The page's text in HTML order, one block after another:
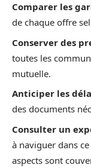
Comparer les
de chaque offre
Conserver des
toutes les
mutuelle.
Anticiper les
des documents
Consulter un
à naviguer dans
aspects sont